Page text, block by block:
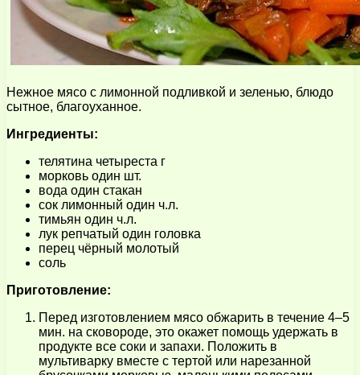
Нежное мясо с лимонной подливкой и зеленью, блюдо
сытное, благоуханное.
Ингредиенты:
телятина четыреста г
морковь один шт.
вода один стакан
сок лимонный один ч.л.
тимьян один ч.л.
лук репчатый один головка
перец чёрный молотый
соль
Приготовление:
Перед изготовлением мясо обжарить в течение 4–5
мин. на сковороде, это окажет помощь удержать в
продукте все соки и запахи. Положить в
мультиварку вместе с тертой или нарезанной